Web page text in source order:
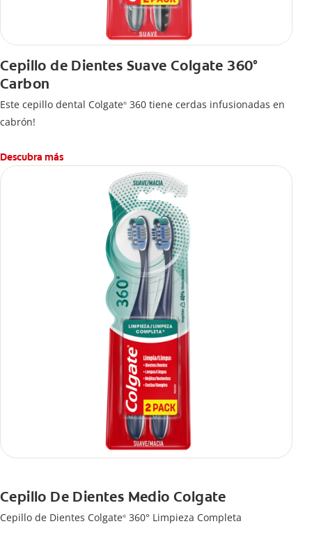
Cepillo de Dientes Suave Colgate 360°
Carbon
Este cepillo dental Colgate® 360 tiene cerdas infusionadas en
cabrón!
Descubra más
Cepillo De Dientes Medio Colgate
Cepillo de Dientes Colgate® 360° Limpieza Completa